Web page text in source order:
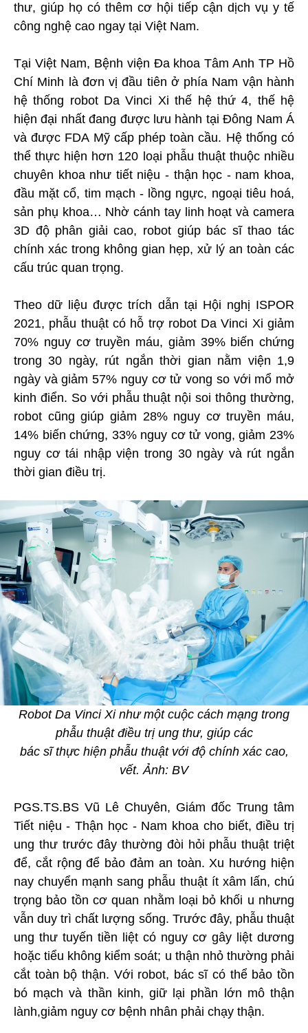
thư, giúp họ có thêm cơ hội tiếp cận dịch vụ y tế
công nghệ cao ngay tại Việt Nam.
Tại Việt Nam, Bệnh viện Đa khoa Tâm Anh TP Hồ
Chí Minh là đơn vị đầu tiên ở phía Nam vận hành
hệ thống robot Da Vinci Xi thế hệ thứ 4, thế hệ
hiện đại nhất đang được lưu hành tại Đông Nam Á
và được FDA Mỹ cấp phép toàn cầu. Hệ thống có
thể thực hiện hơn 120 loại phẫu thuật thuộc nhiều
chuyên khoa như tiết niệu - thận học - nam khoa,
đầu mặt cổ, tim mạch - lồng ngực, ngoại tiêu hoá,
sản phụ khoa… Nhờ cánh tay linh hoạt và camera
3D độ phân giải cao, robot giúp bác sĩ thao tác
chính xác trong không gian hẹp, xử lý an toàn các
cấu trúc quan trọng.
Theo dữ liệu được trích dẫn tại Hội nghị ISPOR
2021, phẫu thuật có hỗ trợ robot Da Vinci Xi giảm
70% nguy cơ truyền máu, giảm 39% biến chứng
trong 30 ngày, rút ngắn thời gian nằm viện 1,9
ngày và giảm 57% nguy cơ tử vong so với mổ mở
kinh điển. So với phẫu thuật nội soi thông thường,
robot cũng giúp giảm 28% nguy cơ truyền máu,
14% biến chứng, 33% nguy cơ tử vong, giảm 23%
nguy cơ tái nhập viện trong 30 ngày và rút ngắn
thời gian điều trị.
Robot Da Vinci Xi như một cuộc cách mạng trong
phẫu thuật điều trị ung thư, giúp các
bác sĩ thực hiện phẫu thuật với độ chính xác cao,
vết. Ảnh: BV
PGS.TS.BS Vũ Lê Chuyên, Giám đốc Trung tâm
Tiết niệu - Thận học - Nam khoa cho biết, điều trị
ung thư trước đây thường đòi hỏi phẫu thuật triệt
để, cắt rộng để bảo đảm an toàn. Xu hướng hiện
nay chuyển mạnh sang phẫu thuật ít xâm lấn, chú
trọng bảo tồn cơ quan nhằm loại bỏ khối u nhưng
vẫn duy trì chất lượng sống. Trước đây, phẫu thuật
ung thư tuyến tiền liệt có nguy cơ gây liệt dương
hoặc tiểu không kiểm soát; u thận nhỏ thường phải
cắt toàn bộ thận. Với robot, bác sĩ có thể bảo tồn
bó mạch và thần kinh, giữ lại phần lớn mô thận
lành,giảm nguy cơ bệnh nhân phải chạy thận.